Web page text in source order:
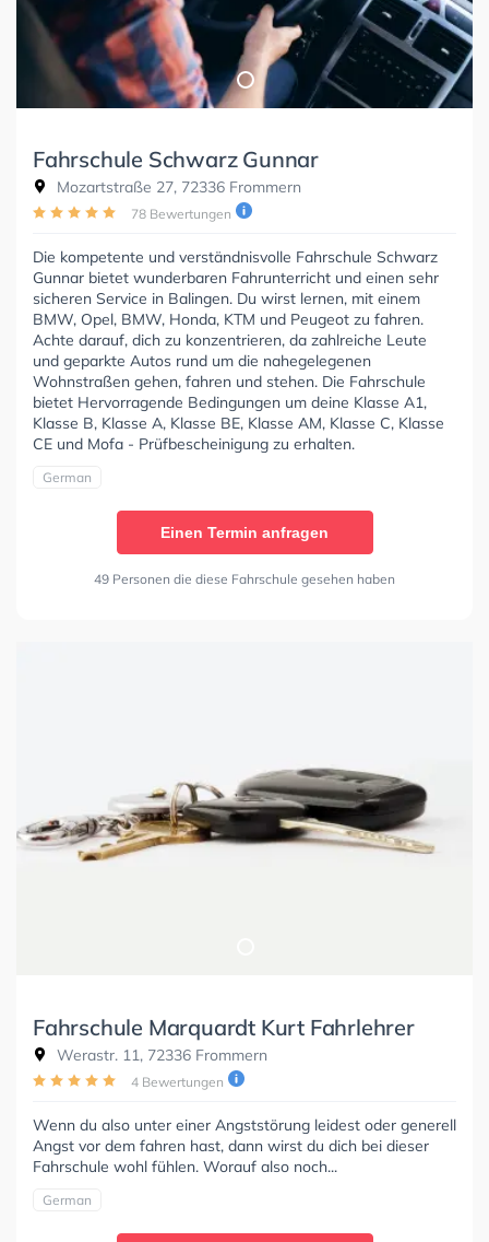
Fahrschule Schwarz Gunnar
Mozartstraße 27, 72336 Frommern
78 Bewertungen
Die kompetente und verständnisvolle Fahrschule Schwarz
Gunnar bietet wunderbaren Fahrunterricht und einen sehr
sicheren Service in Balingen. Du wirst lernen, mit einem
BMW, Opel, BMW, Honda, KTM und Peugeot zu fahren.
Achte darauf, dich zu konzentrieren, da zahlreiche Leute
und geparkte Autos rund um die nahegelegenen
Wohnstraßen gehen, fahren und stehen. Die Fahrschule
bietet Hervorragende Bedingungen um deine Klasse A1,
Klasse B, Klasse A, Klasse BE, Klasse AM, Klasse C, Klasse
CE und Mofa - Prüfbescheinigung zu erhalten.
German
Einen Termin anfragen
49 Personen die diese Fahrschule gesehen haben
Fahrschule Marquardt Kurt Fahrlehrer
Werastr. 11, 72336 Frommern
4 Bewertungen
Wenn du also unter einer Angststörung leidest oder generell
Angst vor dem fahren hast, dann wirst du dich bei dieser
Fahrschule wohl fühlen. Worauf also noch...
German